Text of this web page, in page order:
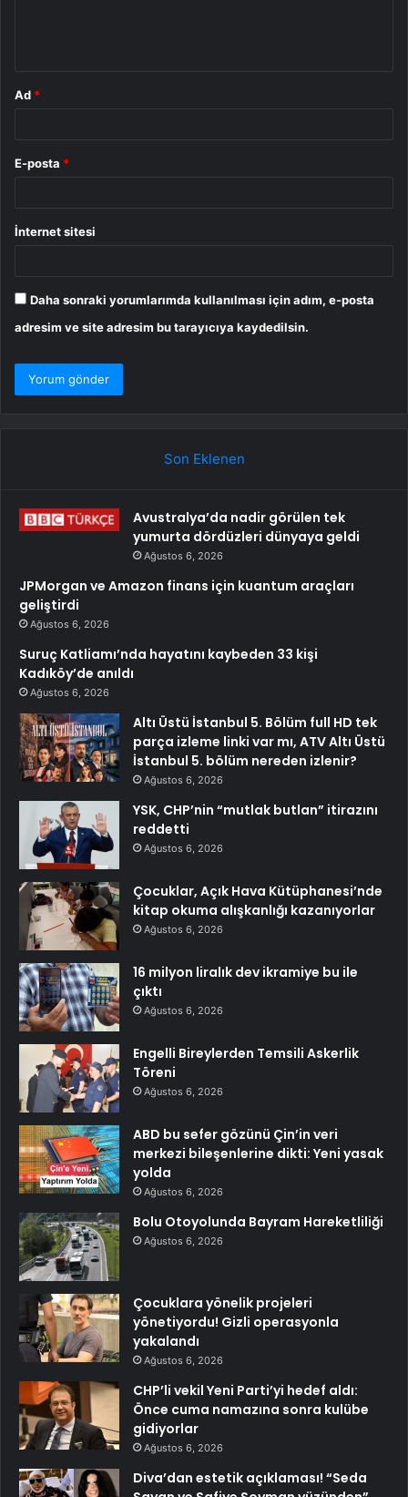
Ad *
E-posta *
İnternet sitesi
Daha sonraki yorumlarımda kullanılması için adım, e-posta
adresim ve site adresim bu tarayıcıya kaydedilsin.
Son Eklenen
Avustralya’da nadir görülen tek
yumurta dördüzleri dünyaya geldi
Ağustos 6, 2026
JPMorgan ve Amazon finans için kuantum araçları
geliştirdi
Ağustos 6, 2026
Suruç Katliamı’nda hayatını kaybeden 33 kişi
Kadıköy’de anıldı
Ağustos 6, 2026
Altı Üstü İstanbul 5. Bölüm full HD tek
parça izleme linki var mı, ATV Altı Üstü
İstanbul 5. bölüm nereden izlenir?
Ağustos 6, 2026
YSK, CHP’nin “mutlak butlan” itirazını
reddetti
Ağustos 6, 2026
Çocuklar, Açık Hava Kütüphanesi’nde
kitap okuma alışkanlığı kazanıyorlar
Ağustos 6, 2026
16 milyon liralık dev ikramiye bu ile
çıktı
Ağustos 6, 2026
Engelli Bireylerden Temsili Askerlik
Töreni
Ağustos 6, 2026
ABD bu sefer gözünü Çin’in veri
merkezi bileşenlerine dikti: Yeni yasak
yolda
Ağustos 6, 2026
Bolu Otoyolunda Bayram Hareketliliği
Ağustos 6, 2026
Çocuklara yönelik projeleri
yönetiyordu! Gizli operasyonla
yakalandı
Ağustos 6, 2026
CHP’li vekil Yeni Parti’yi hedef aldı:
Önce cuma namazına sonra kulübe
gidiyorlar
Ağustos 6, 2026
Diva’dan estetik açıklaması! “Seda